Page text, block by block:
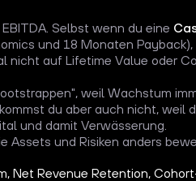
Selbst wenn du eine
und 18 Monaten Payback),
nicht auf Lifetime Value oder
weil Wachstum
du aber auch nicht, weil
und damit Verwässerung.
Assets und Risiken anders
Net Revenue Retention,